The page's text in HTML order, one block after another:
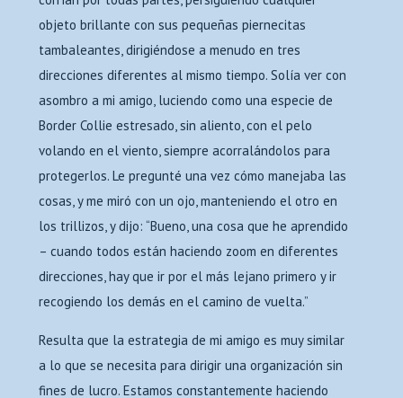
objeto brillante con sus pequeñas piernecitas
tambaleantes, dirigiéndose a menudo en tres
direcciones diferentes al mismo tiempo. Solía ver con
asombro a mi amigo, luciendo como una especie de
Border Collie estresado, sin aliento, con el pelo
volando en el viento, siempre acorralándolos para
protegerlos. Le pregunté una vez cómo manejaba las
cosas, y me miró con un ojo, manteniendo el otro en
los trillizos, y dijo: “Bueno, una cosa que he aprendido
– cuando todos están haciendo zoom en diferentes
direcciones, hay que ir por el más lejano primero y ir
recogiendo los demás en el camino de vuelta.”
Resulta que la estrategia de mi amigo es muy similar
a lo que se necesita para dirigir una organización sin
fines de lucro. Estamos constantemente haciendo